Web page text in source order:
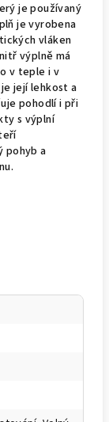
je používaný
je vyrobena
vláken
výplně má
v teple i v
její lehkost a
pohodlí i při
s výplní
pohyb a